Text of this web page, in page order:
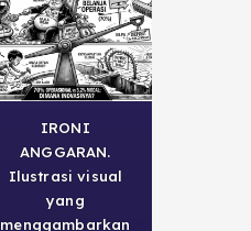
IRONI
ANGGARAN.
Ilustrasi visual
yang
menggambarkan